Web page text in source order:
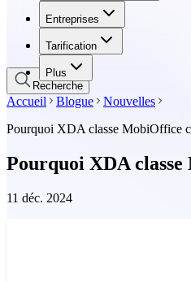
Entreprises
Tarification
Plus
Entreprises
Tarification
Recherche
Accueil Blogue
Nouvelles
Pourquoi XDA classe MobiOffice
Pourquoi XDA
11 déc. 2024